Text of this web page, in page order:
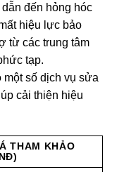
đến hỏng hóc
hiệu lực bảo
từ các trung tâm
tạp.
số dịch vụ sửa
cải thiện hiệu
THAM KHẢO